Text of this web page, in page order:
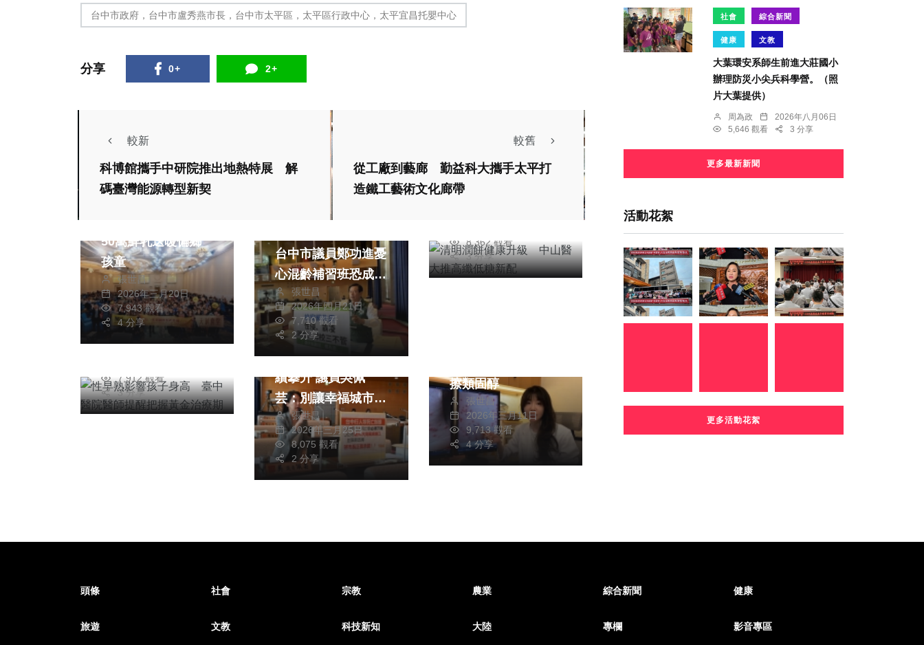
台中市政府，台中市盧秀燕市長，台中市太平區，太平區行政中心，太平宜昌托嬰中心
分享 0+ 2+
較新
科博館攜手中研院推出地熱特展 解
碼臺灣能源轉型新契
較舊
從工廠到藝廊 勤益科大攜手太平打
造鐵工藝術文化廊帶
社會 綜合新聞
50萬鮮乳送暖偏鄉
孩童
張世昌
2026年三月20日
7,943 觀看
4 分享
台中市議員鄭功進憂
心混齡補習班恐成三
不管地帶
張世昌
2026年四月21日
7,710 觀看
2 分享
中山醫大推高纖低糖
新配
8,362 觀看
3 分享
社會 綜合新聞
健康
性早熟影響孩子身
高 臺中醫院醫師提
7,912 觀看
3 分享
社會 綜合新聞
臺中行人死亡人數持
續攀升 議員吳佩
芸：別讓幸福城市淪
為行人地獄
張世昌
2026年三月25日
8,075 觀看
2 分享
擦類固醇
張世昌
2026年三月11日
9,713 觀看
4 分享
社會 綜合新聞
健康 文教
大葉環安系師生前進大莊國小
辦理防災小尖兵科學營。（照
片大葉提供）
周為政
2026年八月06日
5,646 觀看
3 分享
更多最新新聞
活動花絮
更多活動花絮
頭條 社會 宗教 農業 綜合新聞 健康
旅遊 文教 科技新知 大陸 專欄 影音專區